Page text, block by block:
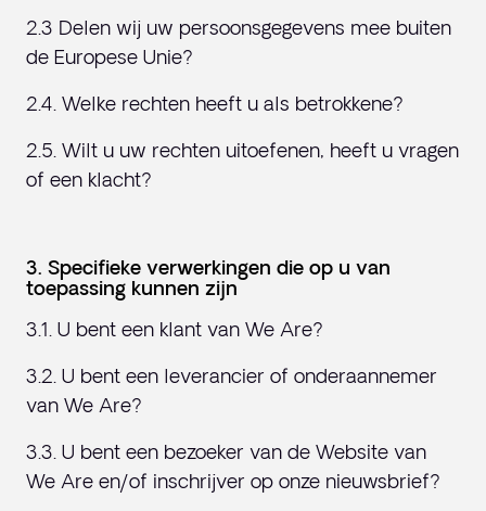
2.3 Delen wij uw persoonsgegevens mee buiten
de Europese Unie?
2.4. Welke rechten heeft u als betrokkene?
2.5. Wilt u uw rechten uitoefenen, heeft u vragen
of een klacht?
3. Specifieke verwerkingen die op u van
toepassing kunnen zijn
3.1. U bent een klant van We Are?
3.2. U bent een leverancier of onderaannemer
van We Are?
3.3. U bent een bezoeker van de Website van
We Are en/of inschrijver op onze nieuwsbrief?